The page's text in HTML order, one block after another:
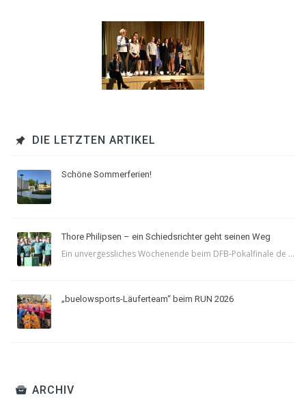
DIE LETZTEN ARTIKEL
Schöne Sommerferien!
Thore Philipsen – ein Schiedsrichter geht seinen Weg
Ein unvergessliches Wochenende beim DFB-Pokalfinale de ...
„buelowsports-Läuferteam“ beim RUN 2026
ARCHIV